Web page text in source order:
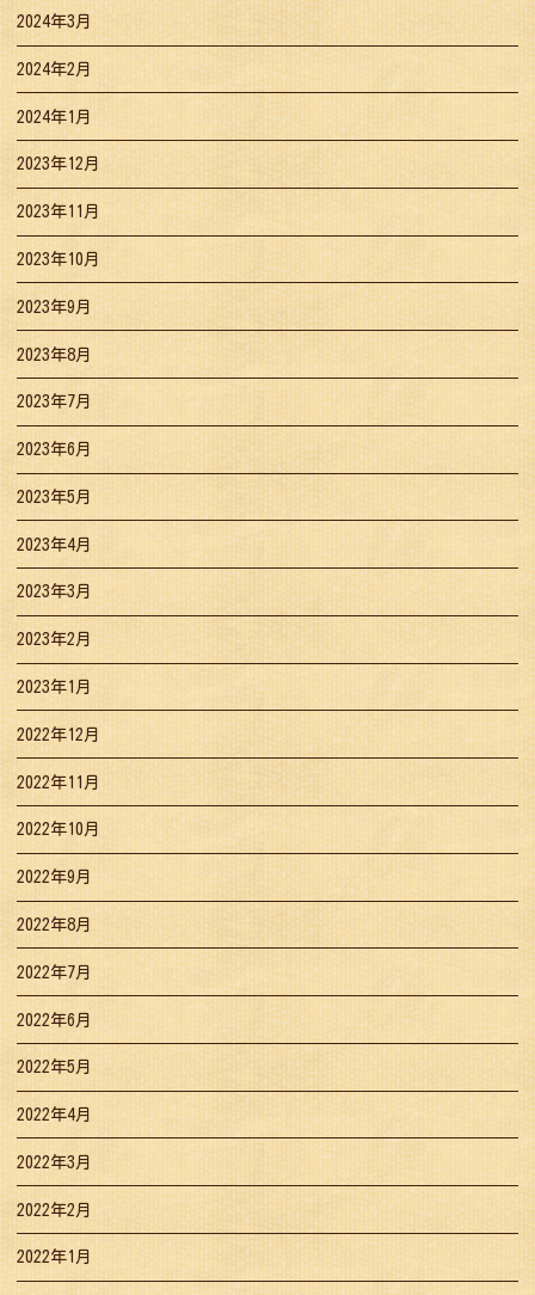
2024年3月
2024年2月
2024年1月
2023年12月
2023年11月
2023年10月
2023年9月
2023年8月
2023年7月
2023年6月
2023年5月
2023年4月
2023年3月
2023年2月
2023年1月
2022年12月
2022年11月
2022年10月
2022年9月
2022年8月
2022年7月
2022年6月
2022年5月
2022年4月
2022年3月
2022年2月
2022年1月